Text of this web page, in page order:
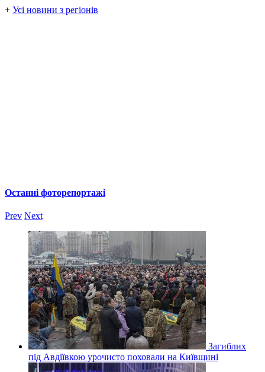
+ Усі новини з регіонів
Останні фоторепортажі
Prev Next
Загиблих
під Авдіївкою урочисто поховали на Київщині